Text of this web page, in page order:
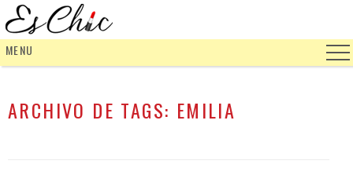
MENU
ARCHIVO DE TAGS: EMILIA